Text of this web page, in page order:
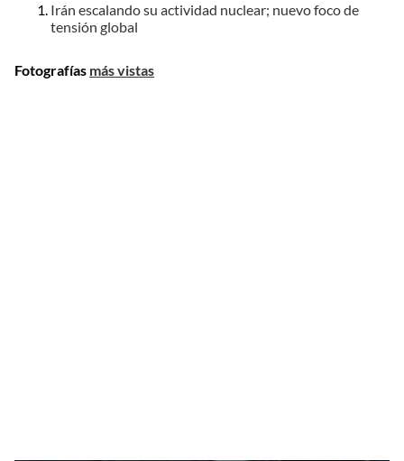
Irán escalando su actividad nuclear; nuevo foco de
tensión global
Fotografías más vistas